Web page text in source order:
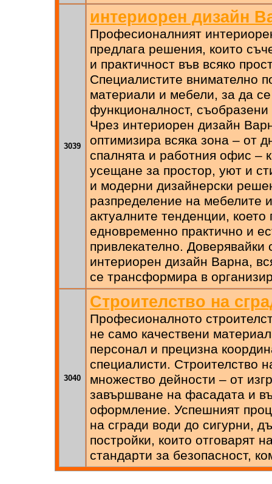
3039
интериорен дизайн
Професионалният
предлага решения, които
и практичност във всяко
Специалистите внимателно
материали и мебели, за да
функционалност,
Чрез интериорен дизайн
оптимизира всяка зона – от
спалнята и работния офис –
усещане за простор, уют и
и модерни дизайнерски
разпределение на мебелите
актуалните тенденции,
едновременно практично и
привлекателно. Доверявайки
интериорен дизайн Варна,
се трансформира в
3040
Строителство на
Професионалното
не само качествени
персонал и прецизна
специалисти. Строителство
множество дейности – от
завършване на фасадата и
оформление. Успешният
на сгради води до сигурни,
постройки, които отговарят
стандарти за безопасност,